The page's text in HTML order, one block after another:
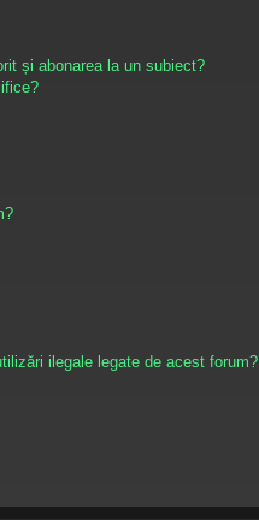
și abonarea la un subiect?
ilegale legate de acest forum?